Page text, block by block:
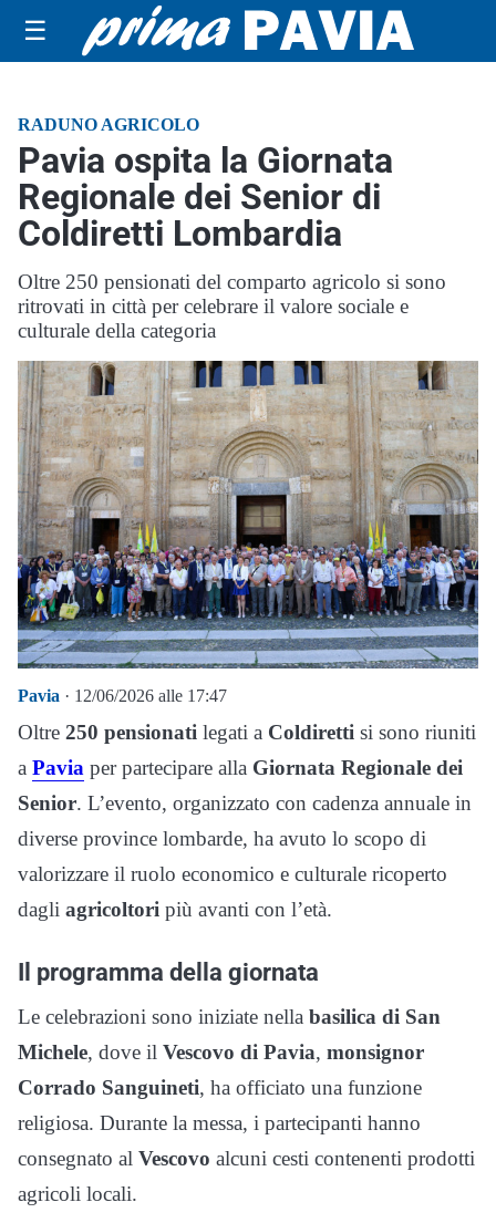
☰
RADUNO AGRICOLO
Pavia ospita la Giornata
Regionale dei Senior di
Coldiretti Lombardia
Oltre 250 pensionati del comparto agricolo si sono
ritrovati in città per celebrare il valore sociale e
culturale della categoria
Pavia · 12/06/2026 alle 17:47
Oltre 250 pensionati legati a Coldiretti si sono riuniti
a Pavia per partecipare alla Giornata Regionale dei
Senior. L’evento, organizzato con cadenza annuale in
diverse province lombarde, ha avuto lo scopo di
valorizzare il ruolo economico e culturale ricoperto
dagli agricoltori più avanti con l’età.
Il programma della giornata
Le celebrazioni sono iniziate nella basilica di San
Michele, dove il Vescovo di Pavia, monsignor
Corrado Sanguineti, ha officiato una funzione
religiosa. Durante la messa, i partecipanti hanno
consegnato al Vescovo alcuni cesti contenenti prodotti
agricoli locali.